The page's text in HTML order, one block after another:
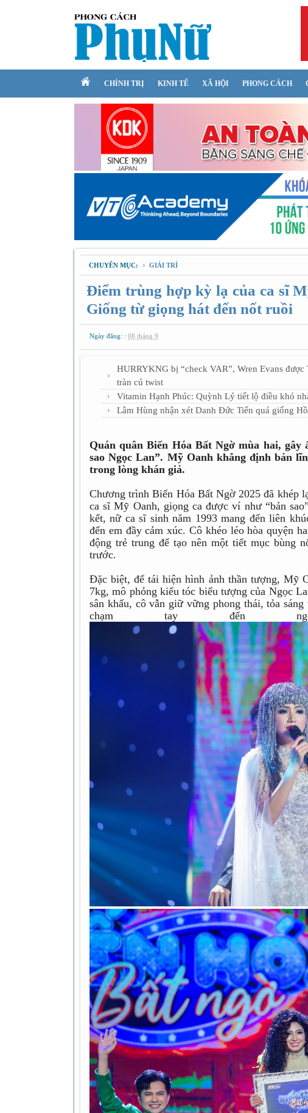
CHÍNH TRỊ KINH TẾ XÃ HỘI PHONG CÁCH
CHUYÊN MỤC: GIẢI TRÍ
Điểm trùng hợp kỳ lạ của ca sĩ
Giống từ giọng hát đến nốt ruồi
Ngày đăng: : 08 tháng 9
HURRYKNG bị “check VAR”, Wren Evans
tràn cú twist
Vitamin Hạnh Phúc: Quỳnh Lý tiết lộ điều khó
Lâm Hùng nhận xét Danh Đức Tiến quá giống
Quán quân Biến Hóa Bất Ngờ mùa hai,
sao Ngọc Lan”. Mỹ Oanh khẳng định bản
trong lòng khán giả.
Chương trình Biến Hóa Bất Ngờ 2025 đã khép
ca sĩ Mỹ Oanh, giọng ca được ví như “bản
kết, nữ ca sĩ sinh năm 1993 mang đến liên
đến em đầy cảm xúc. Cô khéo léo hòa quyện
động trẻ trung để tạo nên một tiết mục bùng
trước.
Đặc biệt, để tái hiện hình ảnh thần tượng, Mỹ
7kg, mô phỏng kiểu tóc biểu tượng của Ngọc
sân khấu, cô vẫn giữ vững phong thái, tỏa
chạm tay đến